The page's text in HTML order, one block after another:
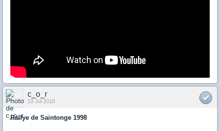
c_o_r
13 Jul 2018
Rallye de Saintonge 1998